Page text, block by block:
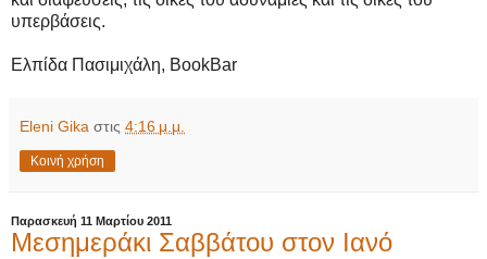
υπερβάσεις.
Ελπίδα Πασιμιχάλη, BookBar
Eleni Gika στις 4:16 μ.μ.
Κοινή χρήση
Παρασκευή 11 Μαρτίου 2011
Μεσημεράκι Σαββάτου στον Ιανό